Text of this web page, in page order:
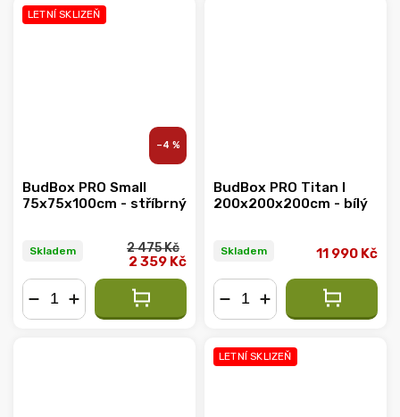
LETNÍ SKLIZEŇ
–4 %
BudBox PRO Small
75x75x100cm - stříbrný
Skladem 2 475 Kč
2 359 Kč
BudBox PRO Titan I
200x200x200cm - bílý
Skladem 11 990 Kč
LETNÍ SKLIZEŇ